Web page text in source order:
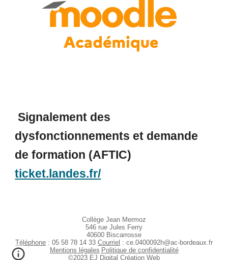
Signalement des
dysfonctionnements et demande
de formation (AFTIC)
ticket.landes.fr/
Collège Jean Mermoz
546 rue Jules Ferry
40600 Biscarrosse
Téléphone : 05 58 78 14 33 Courriel : ce.0400092h@ac-bordeaux.fr
Mentions légales Politique de confidentialité
©2023 EJ Digital Création Web